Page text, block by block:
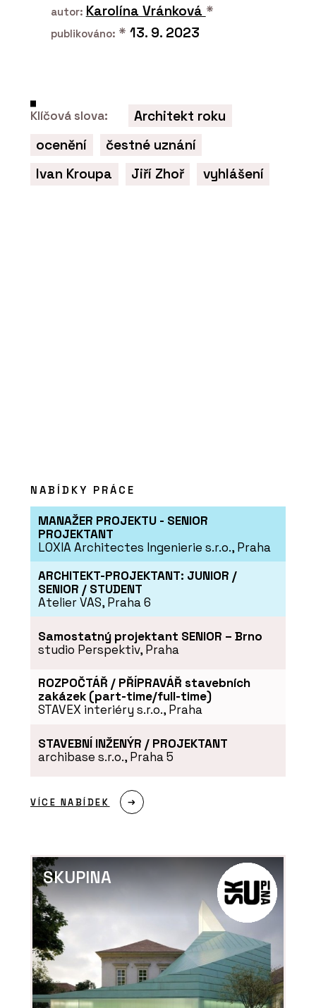
PRODUKTY
Tvrzený Kámen Morning
Daisy - TechniStone
PRODUKTY
Tvrzený Kámen Noble
Concrete Grey -
TechniStone
autor: Karolína Vránková *
publikováno: * 13. 9. 2023
Klíčová slova:
Architekt roku
ocenění
čestné uznání
Ivan Kroupa
Jiří Zhoř vyhlášení
NABÍDKY PRÁCE
MANAŽER PROJEKTU - SENIOR
PROJEKTANT
LOXIA Architectes Ingenierie s.r.o., Praha
ARCHITEKT-PROJEKTANT: JUNIOR /
SENIOR / STUDENT
Atelier VAS, Praha 6
Samostatný projektant SENIOR – Brno
studio Perspektiv, Praha
ROZPOČTÁŘ / PŘÍPRAVÁŘ stavebních
zakázek (part-time/full-time)
STAVEX interiéry s.r.o., Praha
STAVEBNÍ INŽENÝR / PROJEKTANT
archibase s.r.o., Praha 5
VÍCE NABÍDEK
SKUPINA